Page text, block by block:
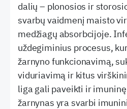
dalių – plonosios ir
svarbų vaidmenį maisto
medžiagų absorbcijoje.
uždegiminius procesus,
žarnyno funkcionavimą,
viduriavimą ir kitus
liga gali paveikti ir
žarnynas yra svarbi